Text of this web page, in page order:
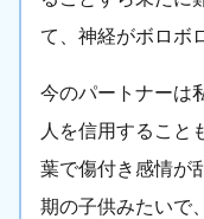
て、神経がボロボ
今のパートナーは
人を信用すること
葉で傷付き感情が
期の子供みたいで